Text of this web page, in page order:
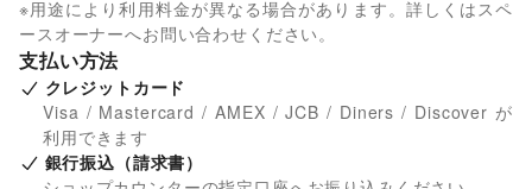
※用途により利用料金が異なる場合があります。詳しくはスペ
ースオーナーへお問い合わせください。
支払い方法
クレジットカード
Visa / Mastercard / AMEX / JCB / Diners / Discover が
利用できます
銀行振込（請求書）